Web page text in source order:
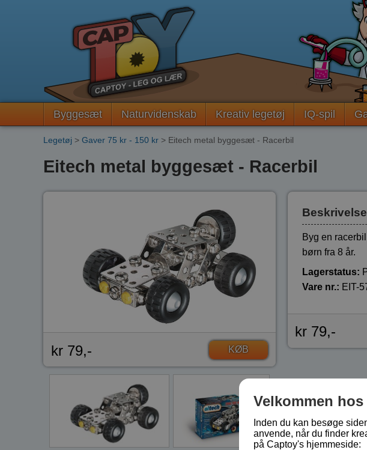
Byggesæt Naturvidenskab Kreativ legetøj IQ-spil
Legetøj > Gaver 75 kr - 150 kr > Eitech metal byggesæt - Racerbil
Eitech metal byggesæt - Racerbil
kr 79,- KØB
Beskrivelse
Byg en
børn fra 8 år.
Lagerstatus:
Vare nr.: EIT-
kr 79,-
Velkommen
Inden du kan besøge
anvende, når du finder
på Captoy's hjemmeside: